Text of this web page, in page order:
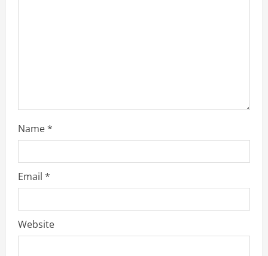
Name*
Email *
Website